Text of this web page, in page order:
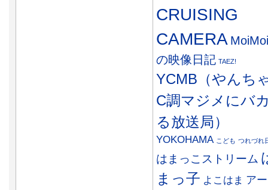
CRUISING
CAMERA
の映像日記 TAEZ!
YCMB（やんち
C調マジメにバ
る放送局）
YOKOHAMA こども つれづれ
はまっこストリーム
まっ子 よこはま ア